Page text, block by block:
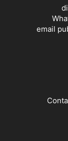
email